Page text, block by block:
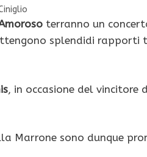
terranno un
splendidi rapporti
, in occasione del vincitore
Marrone sono dunque